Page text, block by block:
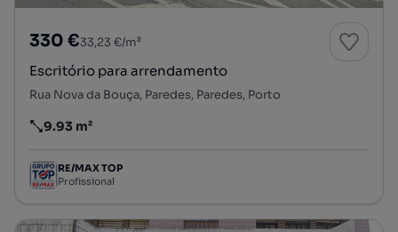
330 €33,23 €/m²
Escritório para arrendamento
Rua Nova da Bouça, Paredes, Paredes, Porto
Preço por metro quadrado
9.93 m²
RE/MAX TOP
Profissional